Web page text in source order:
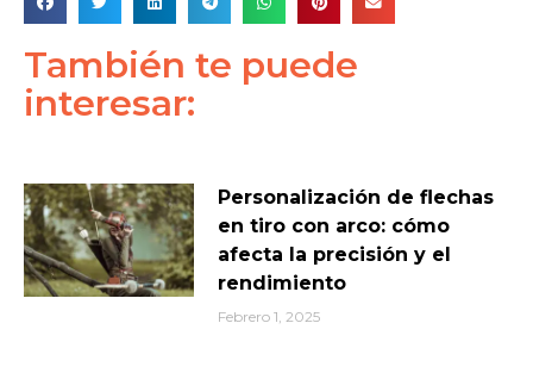
También te puede
interesar:
Personalización de flechas
en tiro con arco: cómo
afecta la precisión y el
rendimiento
Febrero 1, 2025